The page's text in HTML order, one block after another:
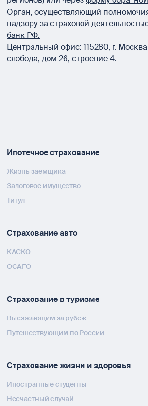
Орган, осуществляющий
надзору за страховой
банк РФ.
Центральный офис: 115280, г. Москва,
слобода, дом 26, строение 4.
Ипотечное страхование
Жизнь заемщика
Залоговое имущество
Титул
Страхование авто
КАСКО
ОСАГО
Страхование в туризме
Выезжающим за рубеж
Путешествующим по России
Страхование жизни и здоровья
Иностранные студенты
Несчастный случай